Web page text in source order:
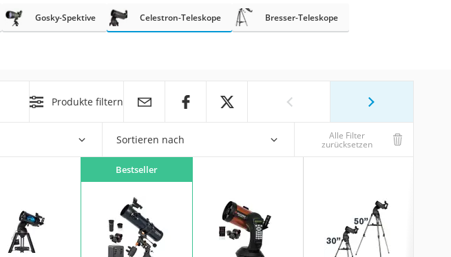
Gosky-Spektive Celestron-Teleskope Bresser-Teleskope
Produkte filtern
Sortieren nach Alle Filter
zurücksetzen
Bestseller